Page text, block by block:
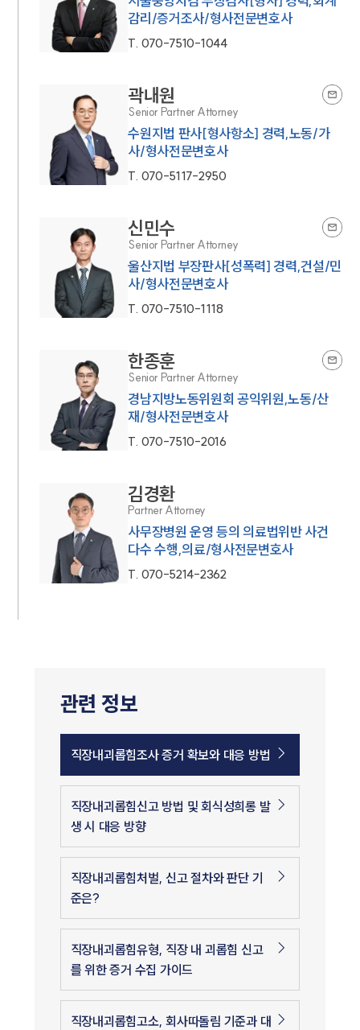
감리/증거조사/형사전문변호사
T. 070-7510-1044
곽내원
Senior Partner Attorney
수원지법 판사[형사항소] 경력,노동/가
사/형사전문변호사
T. 070-5117-2950
신민수
Senior Partner Attorney
울산지법 부장판사[성폭력] 경력,건설/민
사/형사전문변호사
T. 070-7510-1118
한종훈
Senior Partner Attorney
경남지방노동위원회 공익위원,노동/산
재/형사전문변호사
T. 070-7510-2016
김경환
Partner Attorney
사무장병원 운영 등의 의료법위반 사건
다수 수행,의료/형사전문변호사
T. 070-5214-2362
관련 정보
직장내괴롭힘조사 증거 확보와 대응 방법
직장내괴롭힘신고 방법 및 회식성희롱 발
생 시 대응 방향
직장내괴롭힘처벌, 신고 절차와 판단 기
준은?
직장내괴롭힘유형, 직장 내 괴롭힘 신고
를 위한 증거 수집 가이드
직장내괴롭힘고소, 회사따돌림 기준과 대